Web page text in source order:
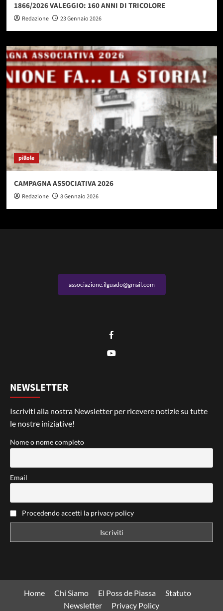
1866/2026 VALEGGIO: 160 ANNI DI TRICOLORE
Redazione 23 Gennaio 2026
pillole
CAMPAGNA ASSOCIATIVA 2026
Redazione 8 Gennaio 2026
associazione.ilguado@gmail.com
NEWSLETTER
Iscriviti alla nostra Newsletter per ricevere notizie su tutte
le nostre iniziative!
Nome o nome completo
Email
Procedendo accetti la privacy policy
Home Chi Siamo El Poss de Piassa
Statuto
Newsletter
Privacy Policy